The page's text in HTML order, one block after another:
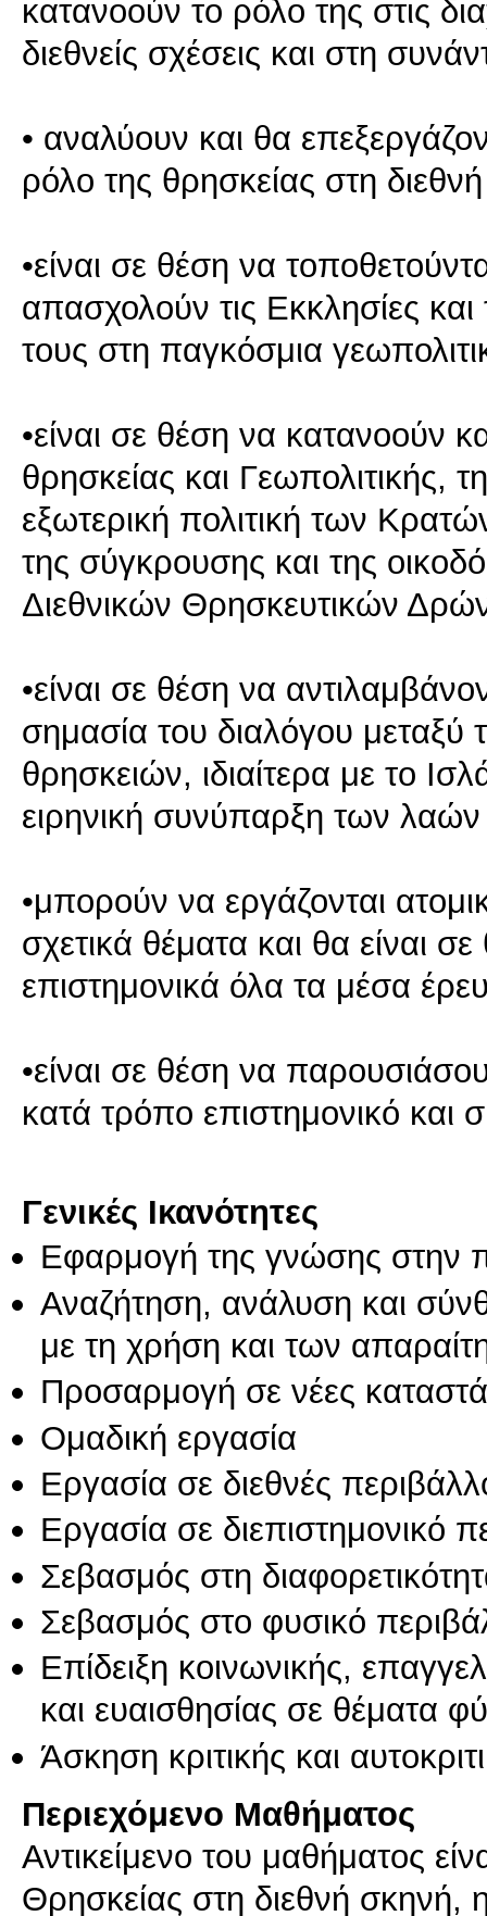
κατανοούν το ρόλο της στις
διεθνείς σχέσεις και στη
• αναλύουν και θα
ρόλο της θρησκείας στη
•είναι σε θέση να
απασχολούν τις Εκκλησίες
τους στη παγκόσμια
•είναι σε θέση να κατανοούν
θρησκείας και Γεωπολιτικής,
εξωτερική πολιτική των
της σύγκρουσης και της
Διεθνικών Θρησκευτικών
•είναι σε θέση να
σημασία του διαλόγου μεταξύ
θρησκειών, ιδιαίτερα με το
ειρηνική συνύπαρξη των λαών
•μπορούν να εργάζονται
σχετικά θέματα και θα είναι
επιστημονικά όλα τα μέσα
•είναι σε θέση να
κατά τρόπο επιστημονικό και
Γενικές Ικανότητες
Εφαρμογή της γνώσης στην
Αναζήτηση, ανάλυση και
με τη χρήση και των
Προσαρμογή σε νέες
Ομαδική εργασία
Εργασία σε διεθνές
Εργασία σε διεπιστημονικό
Σεβασμός στη
Σεβασμός στο φυσικό
Επίδειξη κοινωνικής,
και ευαισθησίας σε θέματα
Άσκηση κριτικής και
Περιεχόμενο Μαθήματος
Αντικείμενο του μαθήματος
Θρησκείας στη διεθνή σκηνή,